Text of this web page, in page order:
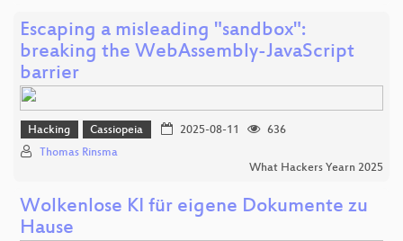
Escaping a misleading "sandbox":
breaking the WebAssembly-JavaScript
barrier
Hacking Cassiopeia 2025-08-11
636
Thomas Rinsma
What Hackers Yearn 2025
Wolkenlose KI für eigene Dokumente zu
Hause